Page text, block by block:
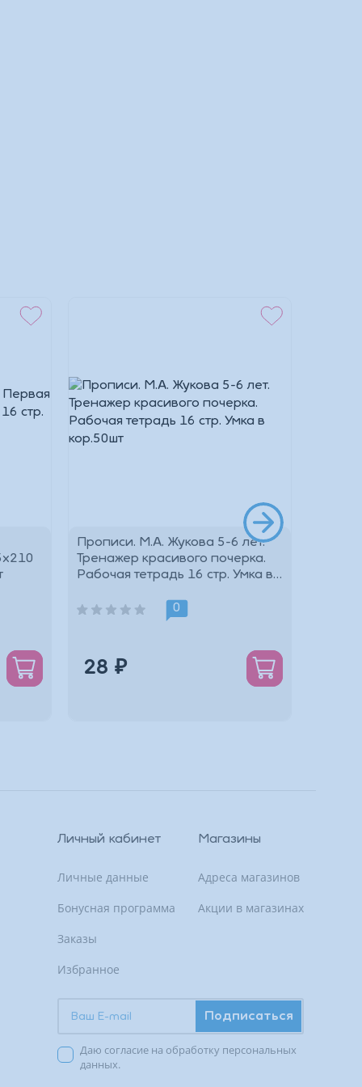
Прописи. М.А. Жукова 5-6 лет.
Тренажер красивого почерка.
Рабочая тетрадь 16 стр. Умка в
0
28 ₽
Личный кабинет
Личные данные
Бонусная программа
Заказы
Избранное
Магазины
Адреса магазинов
Акции в магазинах
Подписаться
Даю согласие на обработку персональных
данных.